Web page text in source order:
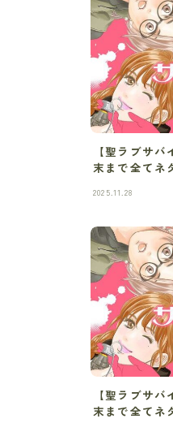
【聖ラブサ
末まで全てネ
2025.11.28
【聖ラブサ
末まで全てネ